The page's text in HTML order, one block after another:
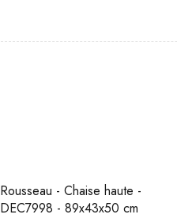
Rousseau - Chaise haute -
DEC7998 - 89x43x50 cm